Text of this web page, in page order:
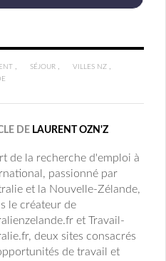
SÉJOUR VILLES NZ
DE LAURENT OZN'Z
de la recherche d'emploi à
passionné par
et la Nouvelle-Zélande,
le créateur de
et Travail-
deux sites consacrés
de travail et